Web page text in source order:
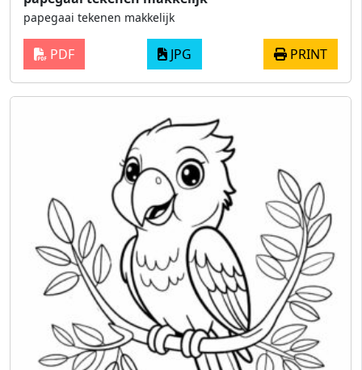
papegaai tekenen makkelijk
PDF JPG PRINT